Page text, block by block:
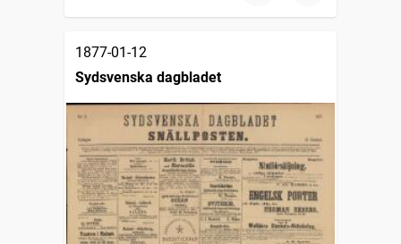
1877-01-12
Sydsvenska dagbladet